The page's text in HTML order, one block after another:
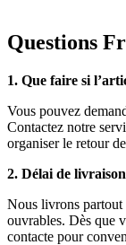
Questions
1. Que faire si
Vous pouvez
Contactez notre
organiser le retour
2. Délai de
Nous livrons partout
ouvrables. Dès que
contacte pour